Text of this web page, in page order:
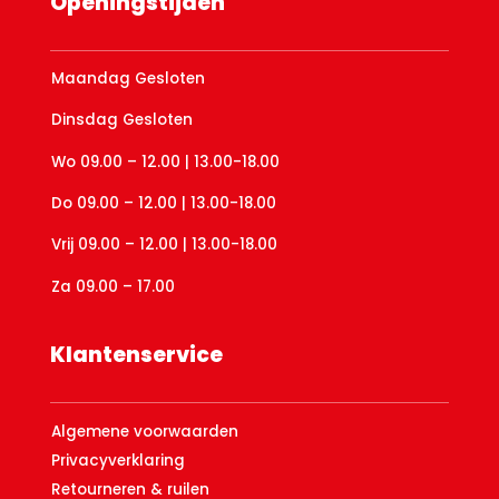
Maandag Gesloten
Dinsdag Gesloten
Wo 09.00 – 12.00 | 13.00-18.00
Do 09.00 – 12.00 | 13.00-18.00
Vrij 09.00 – 12.00 | 13.00-18.00
Za 09.00 – 17.00
Klantenservice
Algemene voorwaarden
Privacyverklaring
Retourneren & ruilen